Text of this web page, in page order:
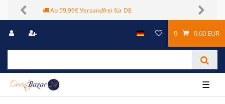
Sichere Zahlungsmöglichkeiten
Previous Next
0 0,00 EUR
☰